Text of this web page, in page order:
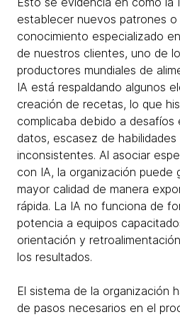
establecer nuevos patrones o
conocimiento especializado
de nuestros clientes, uno de
productores mundiales de
IA está respaldando algunos
creación de recetas, lo que
complicaba debido a desafíos
datos, escasez de
inconsistentes. Al asociar
con IA, la organización puede
mayor calidad de manera
rápida. La IA no funciona de
potencia a equipos
orientación y
los resultados.
El sistema de la organización
de pasos necesarios en el